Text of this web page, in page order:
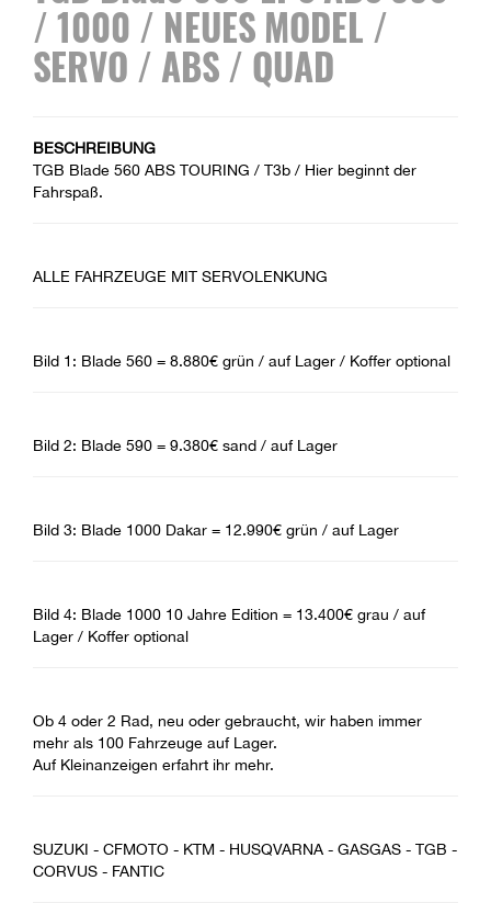
/ 1000 / NEUES MODEL /
SERVO / ABS / QUAD
BESCHREIBUNG
TGB Blade 560 ABS TOURING / T3b / Hier beginnt der
Fahrspaß.
ALLE FAHRZEUGE MIT SERVOLENKUNG
Bild 1: Blade 560 = 8.880€ grün / auf Lager / Koffer optional
Bild 2: Blade 590 = 9.380€ sand / auf Lager
Bild 3: Blade 1000 Dakar = 12.990€ grün / auf Lager
Bild 4: Blade 1000 10 Jahre Edition = 13.400€ grau / auf
Lager / Koffer optional
Ob 4 oder 2 Rad, neu oder gebraucht, wir haben immer
mehr als 100 Fahrzeuge auf Lager.
Auf Kleinanzeigen erfahrt ihr mehr.
SUZUKI - CFMOTO - KTM - HUSQVARNA - GASGAS - TGB -
CORVUS - FANTIC